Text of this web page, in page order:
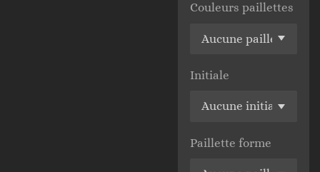
Couleurs paillettes
Initiale
Paillette forme